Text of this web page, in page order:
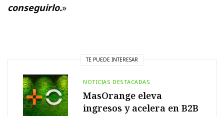
conseguirlo.»
TE PUEDE INTERESAR
NOTICIAS DESTACADAS
MasOrange eleva
ingresos y acelera en B2B